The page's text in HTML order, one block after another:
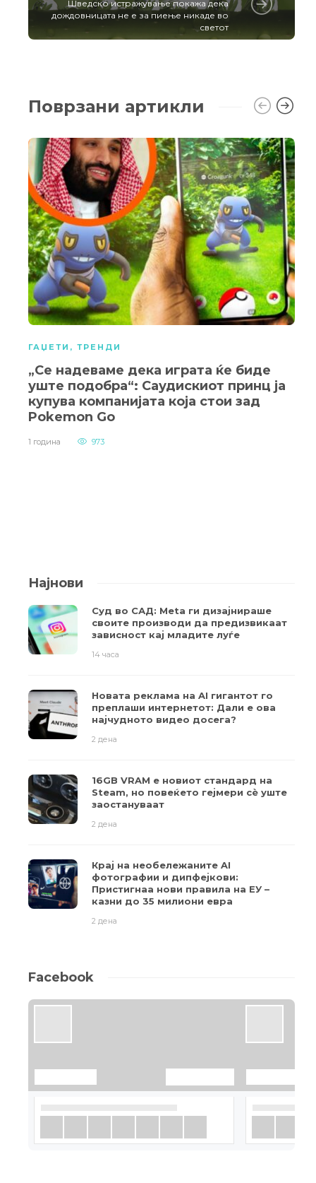
Шведско истражување покажа дека
дождовницата не е за пиење никаде во
светот
Поврзани артикли
ГАЏЕТИ , ТРЕНДИ
„Се надеваме дека играта ќе биде
уште подобра“: Саудискиот принц ја
купува компанијата која стои зад
Pokemon Go
1 година 973
Најнови
Суд во САД: Meta ги дизајнираше
своите производи да предизвикаат
зависност кај младите луѓе
14 часа
Новата реклама на AI гигантот го
преплаши интернетот: Дали е ова
најчудното видео досега?
2 дена
16GB VRAM е новиот стандард на
Steam, но повеќето гејмери ​​сè уште
заостануваат
2 дена
Крај на необележаните AI
фотографии и дипфејкови:
Пристигнаа нови правила на ЕУ –
казни до 35 милиони евра
2 дена
Facebook